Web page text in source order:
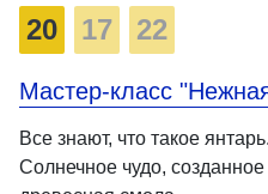
20 17 22
Мастер-класс
Все знают, что такое
Солнечное чудо,